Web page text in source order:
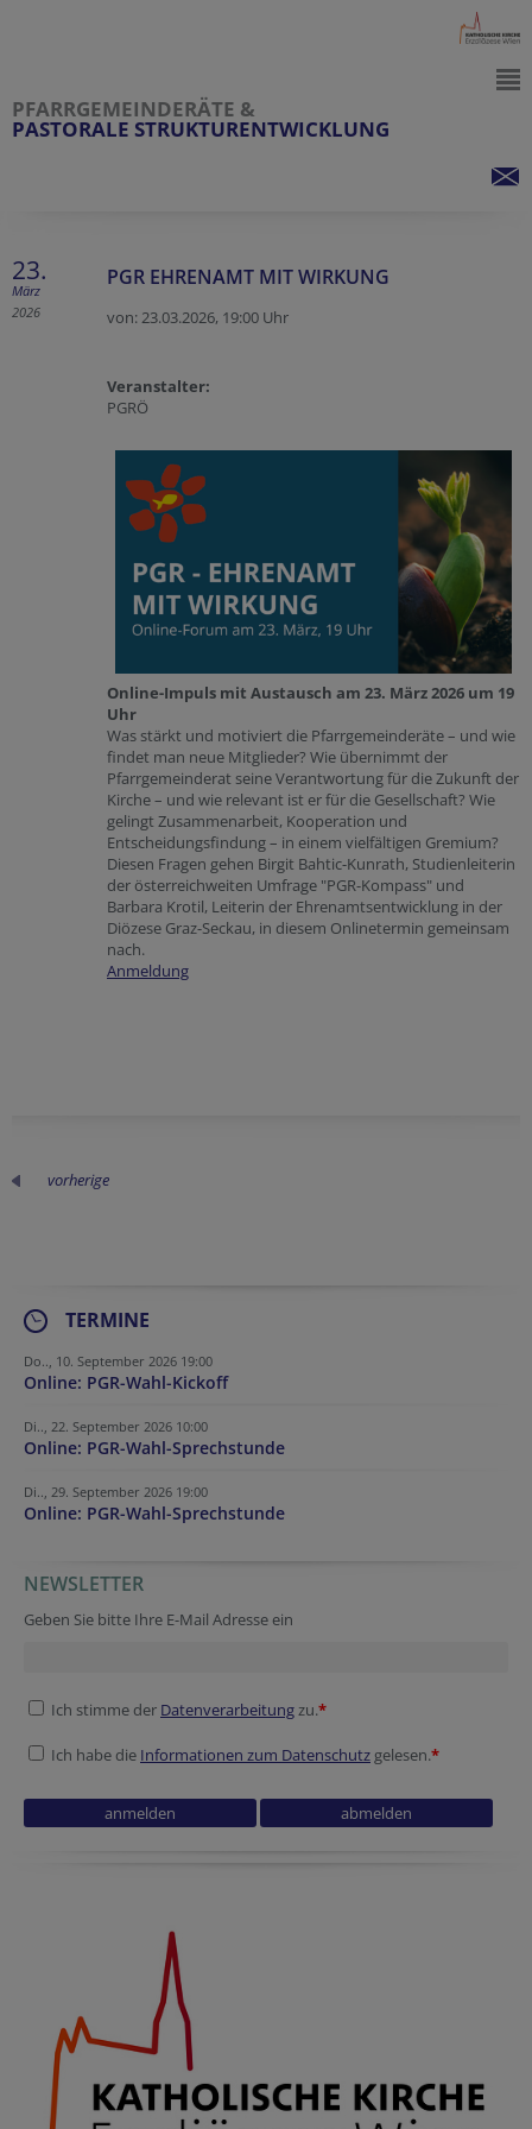
PFARRGEMEINDERÄTE &
PASTORALE STRUKTURENTWICKLUNG
23.
März
2026
PGR EHRENAMT MIT WIRKUNG
von: 23.03.2026, 19:00 Uhr
Veranstalter:
PGRÖ
Online-Impuls mit Austausch am 23. März 2026 um 19
Uhr
Was stärkt und motiviert die Pfarrgemeinderäte – und wie
findet man neue Mitglieder? Wie übernimmt der
Pfarrgemeinderat seine Verantwortung für die Zukunft der
Kirche – und wie relevant ist er für die Gesellschaft? Wie
gelingt Zusammenarbeit, Kooperation und
Entscheidungsfindung – in einem vielfältigen Gremium?
Diesen Fragen gehen Birgit Bahtic-Kunrath, Studienleiterin
der österreichweiten Umfrage "PGR-Kompass" und
Barbara Krotil, Leiterin der Ehrenamtsentwicklung in der
Diözese Graz-Seckau, in diesem Onlinetermin gemeinsam
nach.
Anmeldung
vorherige
TERMINE
Do.., 10. September 2026 19:00
Online: PGR-Wahl-Kickoff
Di.., 22. September 2026 10:00
Online: PGR-Wahl-Sprechstunde
Di.., 29. September 2026 19:00
Online: PGR-Wahl-Sprechstunde
NEWSLETTER
Geben Sie bitte Ihre E-Mail Adresse ein
Ich stimme der Datenverarbeitungzu.*
Ich habe die Informationen zum Datenschutz gelesen.*